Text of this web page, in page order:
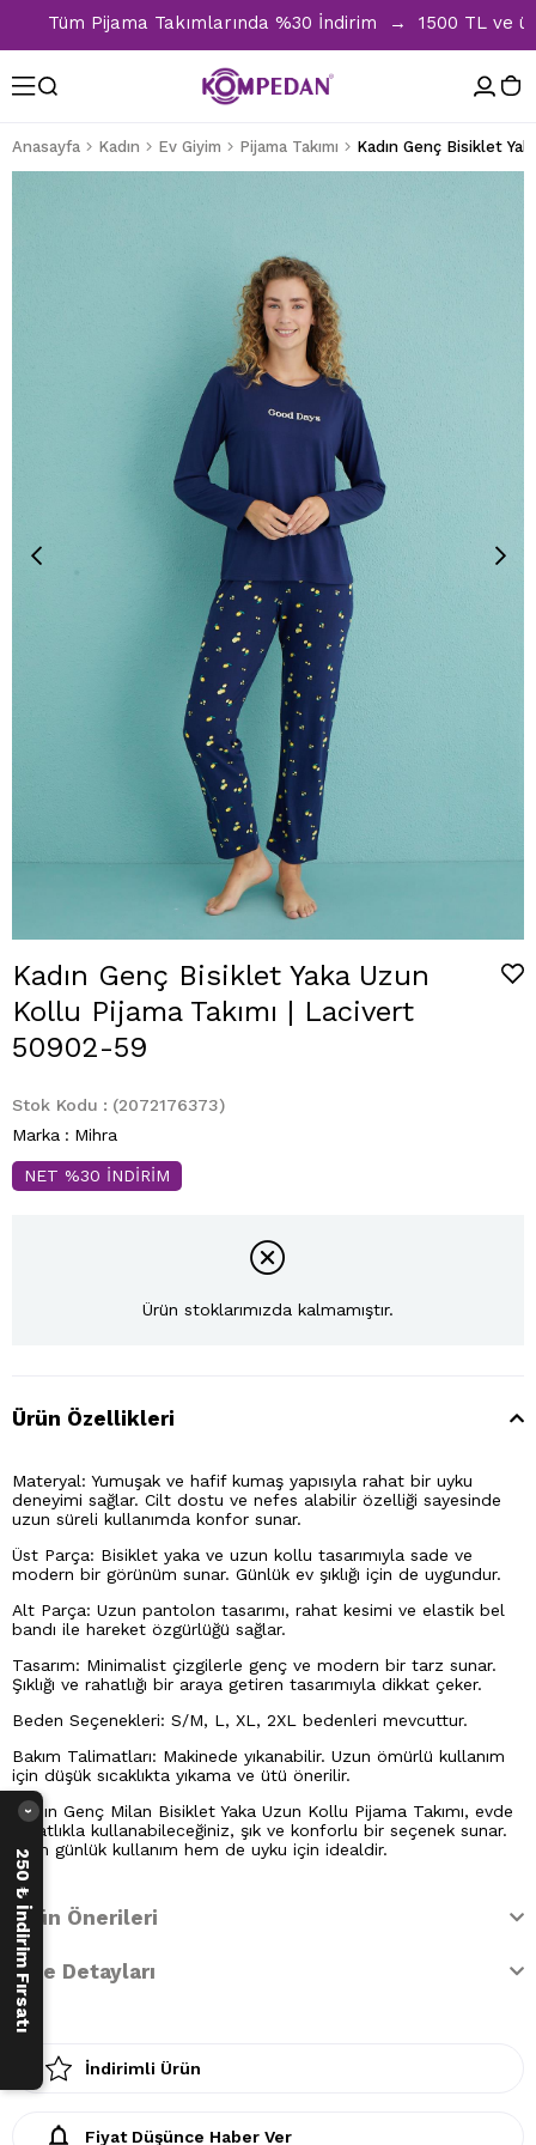
Tüm Pijama Takımlarında %30 İndirim → 1500 TL ve
Anasayfa Kadın Ev Giyim Pijama Takımı
Kadın Genç Bisiklet Yaka Uzun
Kollu Pijama Takımı | Lacivert
50902-59
Stok Kodu
(2072176373)
Marka : Mihra
NET %30 İNDİRİM
Ürün stoklarımızda kalmamıştır.
Ürün Özellikleri
Materyal: Yumuşak ve hafif kumaş yapısıyla rahat bir uyku
deneyimi sağlar. Cilt dostu ve nefes alabilir özelliği sayesinde
uzun süreli kullanımda konfor sunar.
Üst Parça: Bisiklet yaka ve uzun kollu tasarımıyla sade ve
modern bir görünüm sunar. Günlük ev şıklığı için de uygundur.
Alt Parça: Uzun pantolon tasarımı, rahat kesimi ve elastik bel
bandı ile hareket özgürlüğü sağlar.
Tasarım: Minimalist çizgilerle genç ve modern bir tarz sunar.
Şıklığı ve rahatlığı bir araya getiren tasarımıyla dikkat çeker.
Beden Seçenekleri: S/M, L, XL, 2XL bedenleri mevcuttur.
Bakım Talimatları: Makinede yıkanabilir. Uzun ömürlü kullanım
için düşük sıcaklıkta yıkama ve ütü önerilir.
Kadın Genç Milan Bisiklet Yaka Uzun Kollu Pijama Takımı, evde
rahatlıkla kullanabileceğiniz, şık ve konforlu bir seçenek sunar.
Hem günlük kullanım hem de uyku için idealdir.
Ürün Önerileri
İade Detayları
İndirimli Ürün
Fiyat Düşünce Haber Ver
250 ₺ İndirim Fırsatı
›